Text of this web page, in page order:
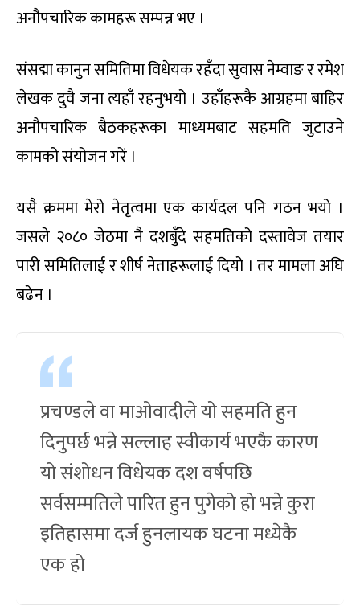
अनौपचारिक कामहरू सम्पन्न भए ।
संसद्मा कानुन समितिमा विधेयक रहँदा सुवास नेम्वाङ र रमेश
लेखक दुवै जना त्यहाँ रहनुभयो । उहाँहरूकै आग्रहमा बाहिर
अनौपचारिक बैठकहरूका माध्यमबाट सहमति जुटाउने
कामको संयोजन गरें ।
यसै क्रममा मेरो नेतृत्वमा एक कार्यदल पनि गठन भयो ।
जसले २०८० जेठमा नै दशबुँदे सहमतिको दस्तावेज तयार
पारी समितिलाई र शीर्ष नेताहरूलाई दियो । तर मामला अघि
बढेन ।
प्रचण्डले वा माओवादीले यो सहमति हुन
दिनुपर्छ भन्ने सल्लाह स्वीकार्य भएकै कारण
यो संशोधन विधेयक दश वर्षपछि
सर्वसम्मतिले पारित हुन पुगेको हो भन्ने कुरा
इतिहासमा दर्ज हुनलायक घटना मध्येकै
एक हो